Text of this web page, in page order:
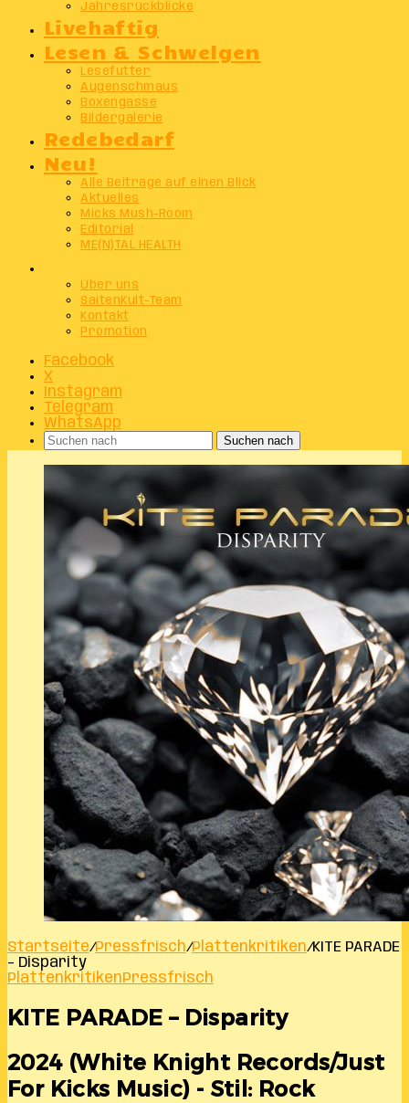
Jahresrückblicke
Livehaftig
Lesen & Schwelgen
Lesefutter
Augenschmaus
Boxengasse
Bildergalerie
Redebedarf
Neu!
Alle Beiträge auf einen Blick
Aktuelles
Micks Mush-Room
Editorial
ME(N)TAL HEALTH
Über uns
SaitenKult-Team
Kontakt
Promotion
Facebook
X
Instagram
Telegram
WhatsApp
Suchen nach
Startseite/Pressfrisch/Plattenkritiken/KITE PARADE
– Disparity
PlattenkritikenPressfrisch
KITE PARADE – Disparity
2024 (White Knight Records/Just
For Kicks Music) - Stil: Rock